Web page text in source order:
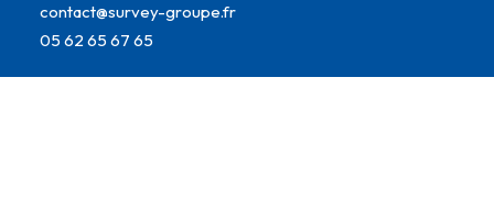
contact@survey-groupe.fr
05 62 65 67 65